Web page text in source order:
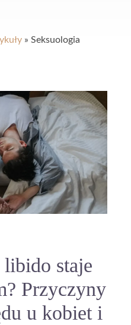
» Seksuologia
staje
Przyczyny
u kobiet i